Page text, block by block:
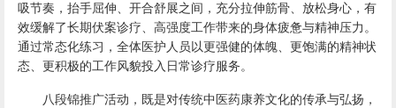
吸节奏，抬手屈伸、开合舒展之间，充分拉伸筋骨、放松身心，有
效缓解了长期伏案诊疗、高强度工作带来的身体疲惫与精神压力。
通过常态化练习，全体医护人员以更强健的体魄、更饱满的精神状
态、更积极的工作风貌投入日常诊疗服务。
八段锦推广活动，既是对传统中医药康养文化的传承与弘扬，